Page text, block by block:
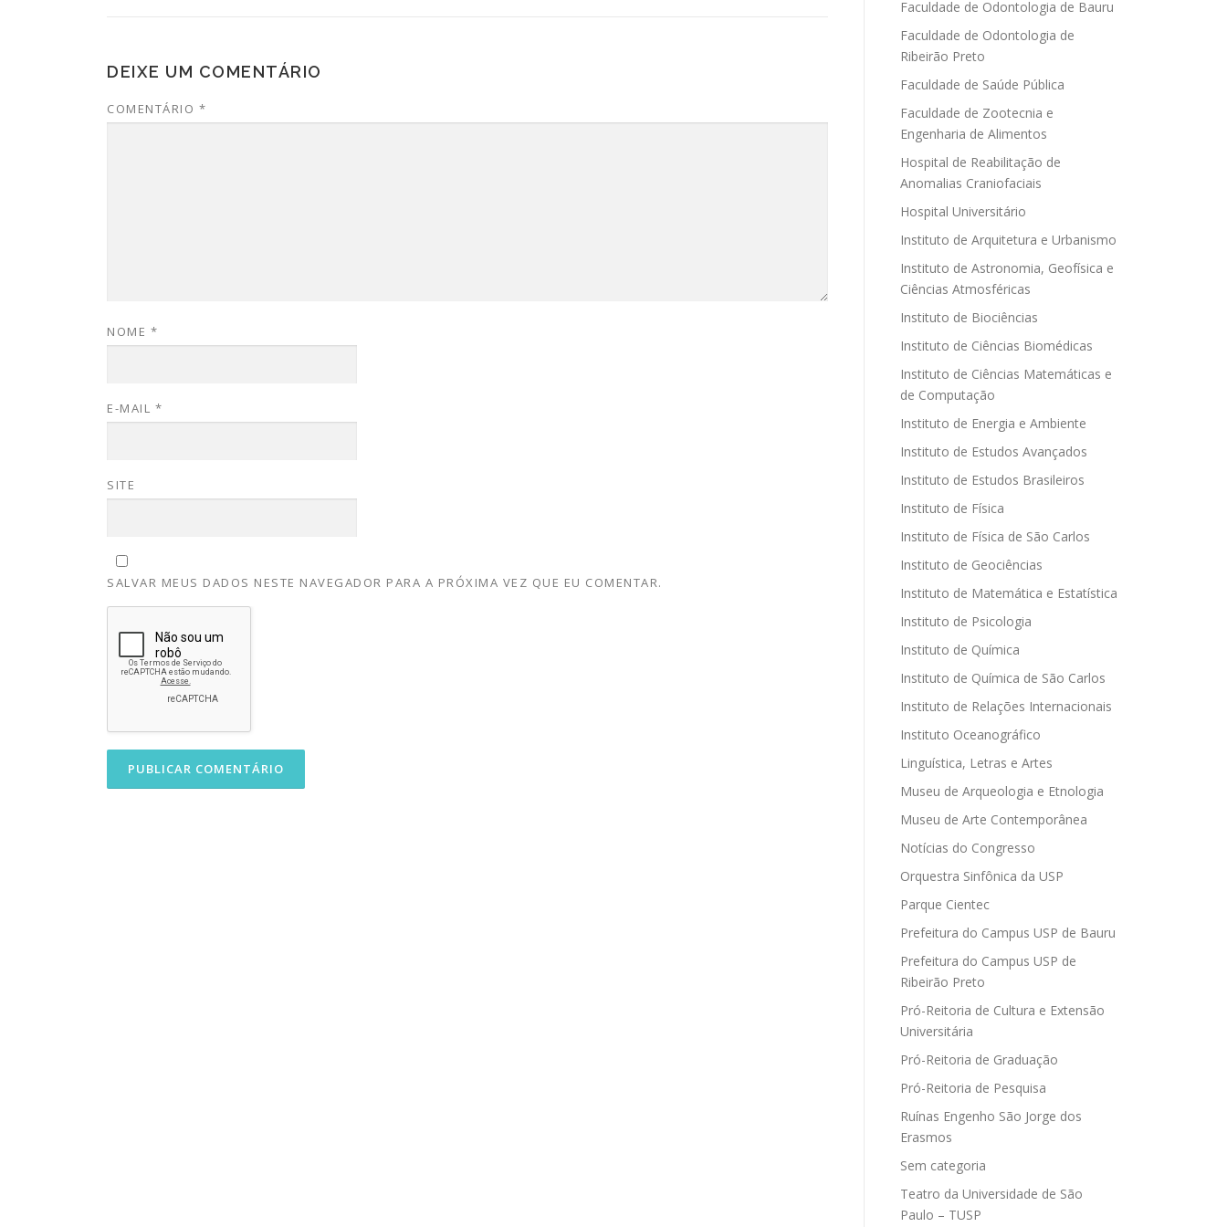
DEIXE UM COMENTÁRIO
COMENTÁRIO *
NOME *
E-MAIL *
SITE
SALVAR MEUS DADOS NESTE NAVEGADOR PARA A PRÓXIMA VEZ QUE EU COMENTAR.
Faculdade de Odontologia de Bauru
Faculdade de Odontologia de
Ribeirão Preto
Faculdade de Saúde Pública
Faculdade de Zootecnia e
Engenharia de Alimentos
Hospital de Reabilitação de
Anomalias Craniofaciais
Hospital Universitário
Instituto de Arquitetura e Urbanismo
Instituto de Astronomia, Geofísica e
Ciências Atmosféricas
Instituto de Biociências
Instituto de Ciências Biomédicas
Instituto de Ciências Matemáticas e
de Computação
Instituto de Energia e Ambiente
Instituto de Estudos Avançados
Instituto de Estudos Brasileiros
Instituto de Física
Instituto de Física de São Carlos
Instituto de Geociências
Instituto de Matemática e Estatística
Instituto de Psicologia
Instituto de Química
Instituto de Química de São Carlos
Instituto de Relações Internacionais
Instituto Oceanográfico
Linguística, Letras e Artes
Museu de Arqueologia e Etnologia
Museu de Arte Contemporânea
Notícias do Congresso
Orquestra Sinfônica da USP
Parque Cientec
Prefeitura do Campus USP de Bauru
Prefeitura do Campus USP de
Ribeirão Preto
Pró-Reitoria de Cultura e Extensão
Universitária
Pró-Reitoria de Graduação
Pró-Reitoria de Pesquisa
Ruínas Engenho São Jorge dos
Erasmos
Sem categoria
Teatro da Universidade de São
Paulo – TUSP